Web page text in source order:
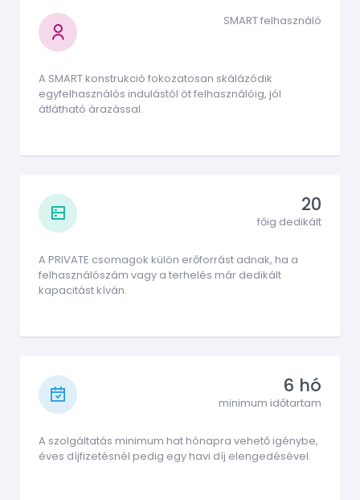
SMART felhasználó
A SMART konstrukció fokozatosan skálázódik
egyfelhasználós indulástól öt felhasználóig, jól
átlátható árazással.
20
főig dedikált
A PRIVATE csomagok külön erőforrást adnak, ha a
felhasználószám vagy a terhelés már dedikált
kapacitást kíván.
6 hó
minimum időtartam
A szolgáltatás minimum hat hónapra vehető igénybe,
éves díjfizetésnél pedig egy havi díj elengedésével.